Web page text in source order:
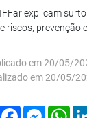
explicam
riscos, prevenção
em 20/05/
em 20/05/
Facebook